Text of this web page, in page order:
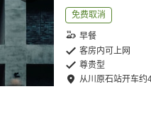
免费取消
早餐
客房内可上网
尊贵型
从川原石站开车约